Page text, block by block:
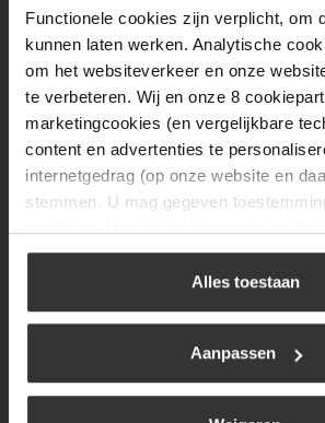
Functionele cookies zijn verplicht, om
kunnen laten werken. Analytische
om het websiteverkeer en onze
te verbeteren. Wij en onze 8
marketingcookies (en vergelijkbare
content en advertenties te
internetgedrag (op onze website en
stemmen. U mag gegeven
uw keuze op onze website verwijzen
Alles toestaan
Aanpassen
Donderdag
08:00 tot 17:00
Vrijdag
08:00 tot 17:00
Zaterdag
09:30 tot 12:00
Zondag
Gesloten
Navigatie
BBQ
Verwarming